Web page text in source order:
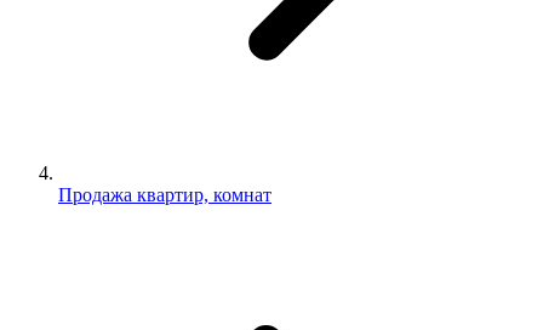
Продажа квартир, комнат